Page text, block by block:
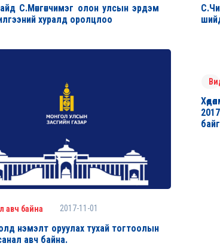
С.Мөнгөнчимэг олон улсын эрдэм
хуралд оролцлоо
авч байна 2017-11-01
нэмэлт оруулах тухай тогтоолын
санал авч байна.